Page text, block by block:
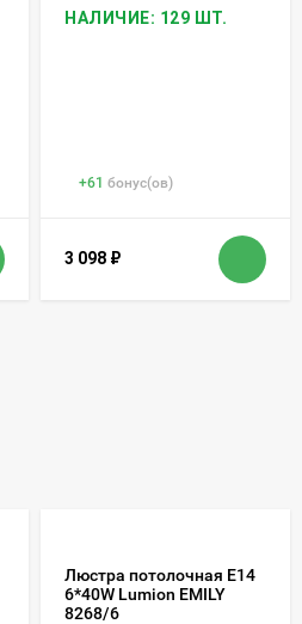
НАЛИЧИЕ: 129 ШТ.
+61 бонус(ов)
3 098 ₽
Люстра потолочная Е14
6*40W Lumion EMILY
8268/6